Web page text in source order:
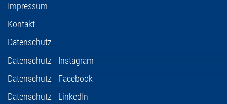
Impressum
Kontakt
Datenschutz
Datenschutz - Instagram
Datenschutz - Facebook
Datenschutz - LinkedIn